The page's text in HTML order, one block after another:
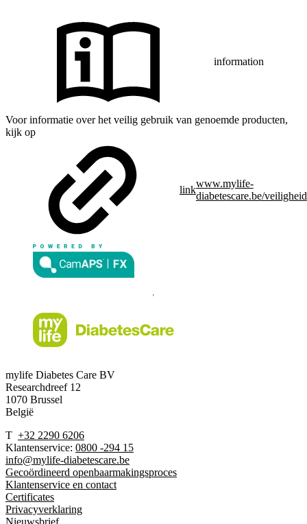
information
Voor informatie over het veilig gebruik van genoemde producten,
kijk op
link
www.mylife-
diabetescare.be/veiligheid
mylife Diabetes Care BV
Researchdreef 12
1070 Brussel
België
T +32 2290 6206
Klantenservice: 0800 -294 15
info@mylife-diabetescare.be
Gecoördineerd openbaarmakingsproces
Klantenservice en contact
Certificates
Privacyverklaring
Nieuwsbrief